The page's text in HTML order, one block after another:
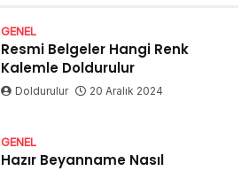
GENEL
Resmi Belgeler Hangi Renk
Kalemle Doldurulur
Doldurulur 20 Aralık 2024
GENEL
Hazır Beyanname Nasıl